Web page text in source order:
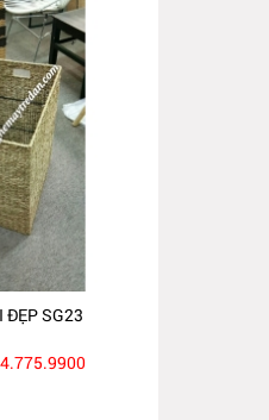
ĐẸP SG23